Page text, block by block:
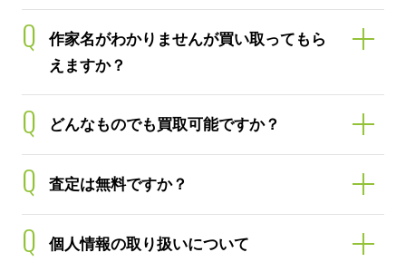
Q
作家名がわかりませんが買い取ってもら
えますか？
Q どんなものでも買取可能ですか？
Q 査定は無料ですか？
Q 個人情報の取り扱いについて